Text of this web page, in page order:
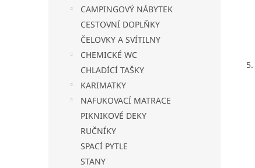
CAMPINGOVÝ NÁBYTEK
CESTOVNÍ DOPLŇKY
ČELOVKY A SVÍTILNY
CHEMICKÉ WC
CHLADÍCÍ TAŠKY
KARIMATKY
NAFUKOVACÍ MATRACE
PIKNIKOVÉ DEKY
RUČNÍKY
SPACÍ PYTLE
STANY